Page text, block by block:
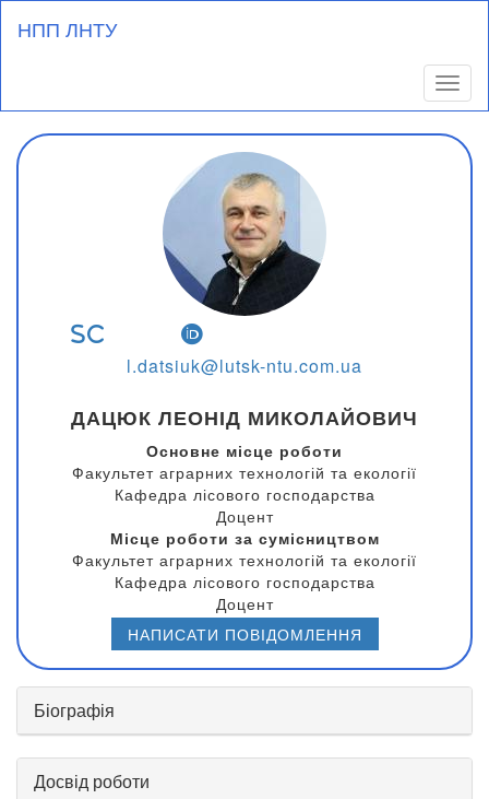
НПП ЛНТУ
ДАЦЮК ЛЕОНІД МИКОЛАЙОВИЧ
Основне місце роботи
Факультет аграрних технологій та екології
Кафедра лісового господарства
Доцент
Місце роботи за сумісництвом
Факультет аграрних технологій та екології
Кафедра лісового господарства
Доцент
l.datsiuk@lutsk-ntu.com.ua
НАПИСАТИ ПОВІДОМЛЕННЯ
Біографія
Досвід роботи